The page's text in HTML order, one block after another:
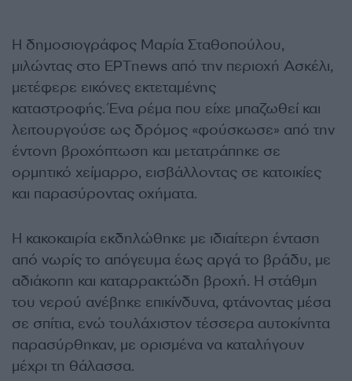
Η δημοσιογράφος Μαρία Σταθοπούλου,
μιλώντας στο ΕΡΤnews από την περιοχή Ασκέλι,
μετέφερε εικόνες εκτεταμένης
καταστροφής. Ένα ρέμα που είχε μπαζωθεί και
λειτουργούσε ως δρόμος «φούσκωσε» από την
έντονη βροχόπτωση και μετατράπηκε σε
ορμητικό χείμαρρο, εισβάλλοντας σε κατοικίες
και παρασύροντας οχήματα.
Η κακοκαιρία εκδηλώθηκε με ιδιαίτερη ένταση
από νωρίς το απόγευμα έως αργά το βράδυ, με
αδιάκοπη και καταρρακτώδη βροχή. Η στάθμη
του νερού ανέβηκε επικίνδυνα, φτάνοντας μέσα
σε σπίτια, ενώ τουλάχιστον τέσσερα αυτοκίνητα
παρασύρθηκαν, με ορισμένα να καταλήγουν
μέχρι τη θάλασσα.